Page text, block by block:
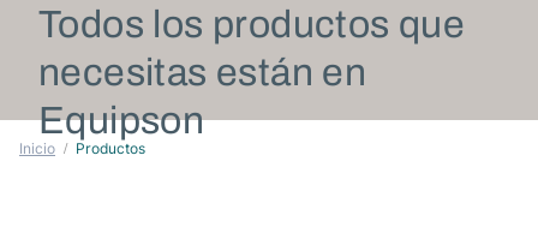
Todos los productos que
necesitas están en
Equipson
Inicio Productos